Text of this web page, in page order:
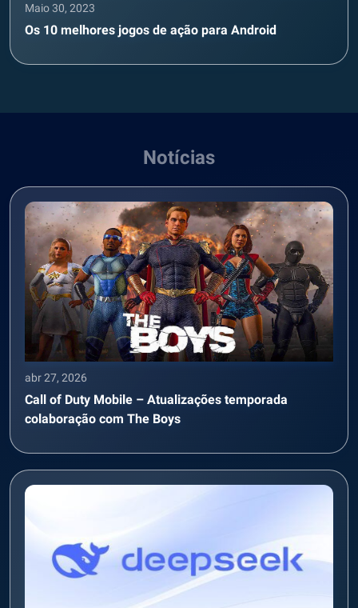
Maio 30, 2023
Os 10 melhores jogos de ação para Android
Notícias
abr 27, 2026
Call of Duty Mobile – Atualizações temporada
colaboração com The Boys